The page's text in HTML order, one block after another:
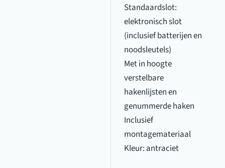
Standaardslot:
elektronisch slot
(inclusief batterijen en
noodsleutels)
Met in hoogte
verstelbare
hakenlijsten en
genummerde haken
Inclusief
montagemateriaal
Kleur: antraciet